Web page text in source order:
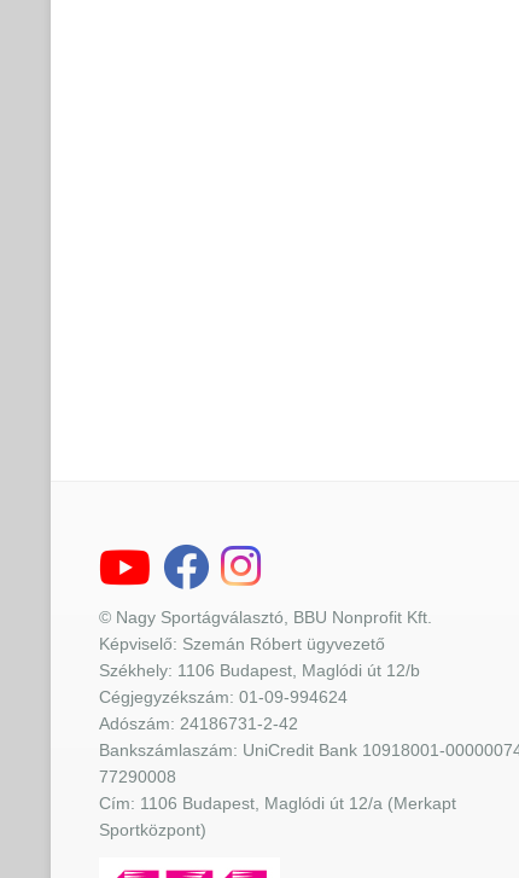
© Nagy Sportágválasztó, BBU Nonprofit Kft.
Képviselő: Szemán Róbert ügyvezető
Székhely: 1106 Budapest, Maglódi út 12/b
Cégjegyzékszám: 01-09-994624
Adószám: 24186731-2-42
Bankszámlaszám: UniCredit Bank 10918001-
77290008
Cím: 1106 Budapest, Maglódi út 12/a (Merkapt
Sportközpont)